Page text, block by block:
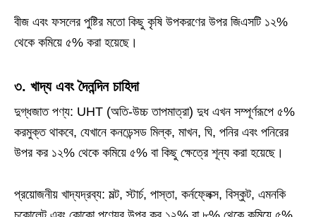
বীজ এবং ফসলের পুষ্টির মতো কিছু কৃষি উপকরণের উপর জিএসটি ১২%
থেকে কমিয়ে ৫% করা হয়েছে।
৩. খাদ্য এবং দৈনন্দিন চাহিদা
দুগ্ধজাত পণ্য: UHT (অতি-উচ্চ তাপমাত্রা) দুধ এখন সম্পূর্ণরূপে ৫%
করমুক্ত থাকবে, যেখানে কনডেন্সড মিল্ক, মাখন, ঘি, পনির এবং পনিরের
উপর কর ১২% থেকে কমিয়ে ৫% বা কিছু ক্ষেত্রে শূন্য করা হয়েছে।
প্রয়োজনীয় খাদ্যদ্রব্য: মল্ট, স্টার্চ, পাস্তা, কর্নফ্লেক্স, বিস্কুট, এমনকি